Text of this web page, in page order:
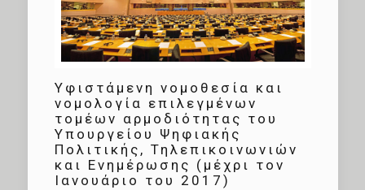
Υφιστάμενη νομοθεσία και
νομολογία επιλεγμένων
τομέων αρμοδιότητας του
Υπουργείου Ψηφιακής
Πολιτικής, Τηλεπικοινωνιών
και Ενημέρωσης (μέχρι τον
Ιανουάριο του 2017)